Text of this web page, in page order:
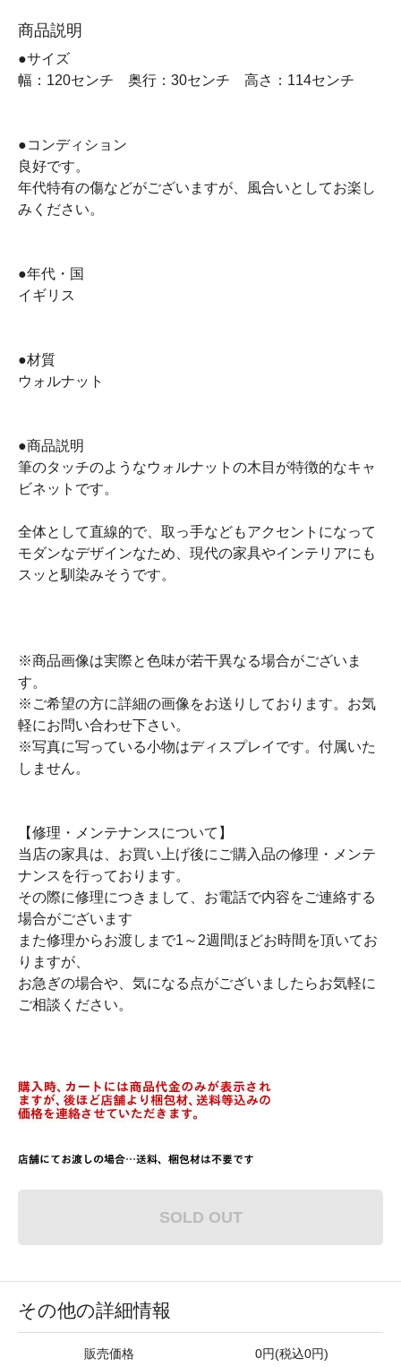
商品説明
●サイズ
幅：120センチ 奥行：30センチ 高さ：114センチ
●コンディション
良好です。
年代特有の傷などがございますが、風合いとしてお楽し
みください。
●年代・国
イギリス
●材質
ウォルナット
●商品説明
筆のタッチのようなウォルナットの木目が特徴的なキャ
ビネットです。
全体として直線的で、取っ手などもアクセントになって
モダンなデザインなため、現代の家具やインテリアにも
スッと馴染みそうです。
※商品画像は実際と色味が若干異なる場合がございま
す。
※ご希望の方に詳細の画像をお送りしております。お気
軽にお問い合わせ下さい。
※写真に写っている小物はディスプレイです。付属いた
しません。
【修理・メンテナンスについて】
当店の家具は、お買い上げ後にご購入品の修理・メンテ
ナンスを行っております。
その際に修理につきまして、お電話で内容をご連絡する
場合がございます
また修理からお渡しまで1～2週間ほどお時間を頂いてお
りますが、
お急ぎの場合や、気になる点がございましたらお気軽に
ご相談ください。
SOLD OUT
その他の詳細情報
販売価格 0円(税込0円)